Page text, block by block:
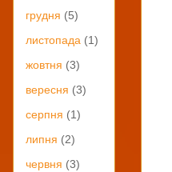
грудня (5)
листопада (1)
жовтня (3)
вересня (3)
серпня (1)
липня (2)
червня (3)